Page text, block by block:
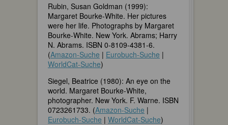
Rubin, Susan Goldman (1999):
Margaret Bourke-White. Her pictures
were her life. Photographs by Margaret
Bourke-White. New York. Abrams; Harry
N. Abrams. ISBN 0-8109-4381-6.
(Amazon-Suche | Eurobuch-Suche |
WorldCat-Suche)
Siegel, Beatrice (1980): An eye on the
world. Margaret Bourke-White,
photographer. New York. F. Warne. ISBN
0723261733. (Amazon-Suche |
Eurobuch-Suche | WorldCat-Suche)